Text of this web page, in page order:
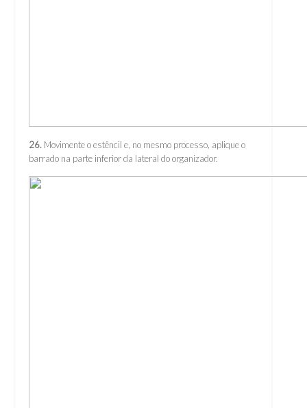
26. Movimente o estêncil e, no mesmo processo, aplique o
barrado na parte inferior da lateral do organizador.